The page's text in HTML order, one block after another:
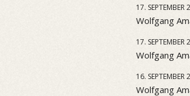
17. SEPTEMBER
Wolfgang
17. SEPTEMBER
Wolfgang
16. SEPTEMBER
Wolfgang